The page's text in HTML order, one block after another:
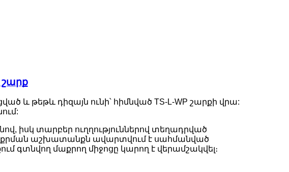
և թեթև դիզայն ունի՝ հիմնված TS-L-WP շարքի վրա:
իսկ տարբեր ուղղություններով տեղադրված
աշխատանքն ավարտվում է սահմանված
գտնվող մաքրող միջոցը կարող է վերամշակվել։